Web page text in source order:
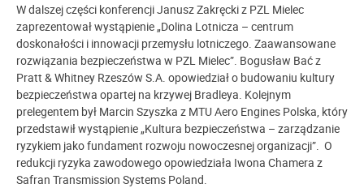
W dalszej części konferencji Janusz Zakręcki z PZL Mielec
zaprezentował wystąpienie „Dolina Lotnicza – centrum
doskonałości i innowacji przemysłu lotniczego. Zaawansowane
rozwiązania bezpieczeństwa w PZL Mielec”. Bogusław Bać z
Pratt & Whitney Rzeszów S.A. opowiedział o budowaniu kultury
bezpieczeństwa opartej na krzywej Bradleya. Kolejnym
prelegentem był Marcin Szyszka z MTU Aero Engines Polska, który
przedstawił wystąpienie „Kultura bezpieczeństwa – zarządzanie
ryzykiem jako fundament rozwoju nowoczesnej organizacji”. O
redukcji ryzyka zawodowego opowiedziała Iwona Chamera z
Safran Transmission Systems Poland.